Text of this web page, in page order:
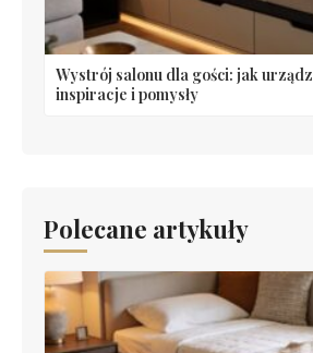
Wystrój salonu dla gości: jak
inspiracje i pomysły
Polecane artykuły